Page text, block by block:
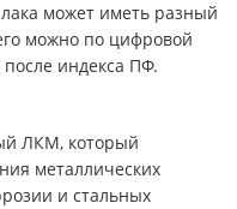
может иметь разный
можно по цифровой
после индекса ПФ.
ЛКМ, который
металлических
и стальных